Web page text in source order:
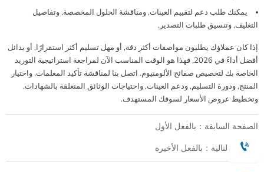
يمكنك طلب دعم لتقييم العينات, ومناقشة الحلول المخصصة, وتفاصيل
التغليف, وتنسيق طلبات التصدير.
إذا كان عملاؤك يطلبون مواصفات أكثر دقة, أو مهل تسليم أكثر استقرارًا, أو بدائل
أفضل أداءً في 2026, فهذا هو الوقت المناسب الآن لمراجعة استراتيجية التوريد
الخاصة بك لتخصيص صفائح الألومنيوم. اتصل بنا لمناقشة تأكيد المعلمات, واختيار
المنتج, ودورة التسليم, ودعم العينات, واحتياجات الوثائق المتعلقة بالشهادات,
وتخطيط عروض الأسعار لسوقك المستهدف.
الصفحة السابقة：بالفعل الأول
الصفحة التالية：بالفعل الأخيرة
